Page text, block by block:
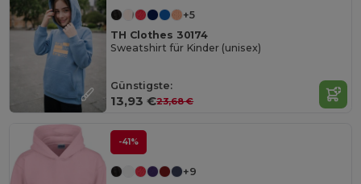
+5
TH Clothes 30174
Sweatshirt für Kinder (unisex)
Günstigste:
13,93 €23,68 €
-41%
+9